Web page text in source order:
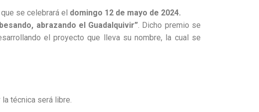
que se celebrará el domingo 12 de mayo de 2024.
abrazando el Guadalquivir”. Dicho premio se
el proyecto que lleva su nombre, la cual se
la técnica será libre.